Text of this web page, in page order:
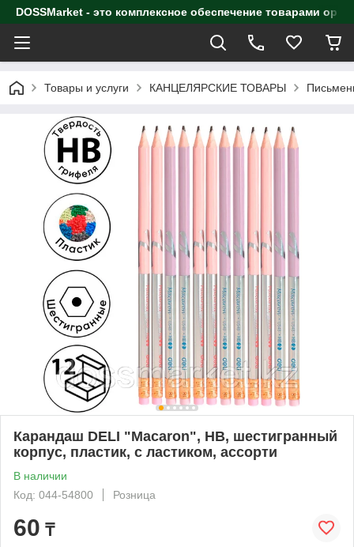
DOSSMarket - это комплексное обеспечение товарами
Товары и услуги КАНЦЕЛЯРСКИЕ ТОВАРЫ
Карандаш DELI "Macaron", НВ, шестигранный
корпус, пластик, с ластиком, ассорти
В наличии
Код: 044-54800
Розница
60 ₸